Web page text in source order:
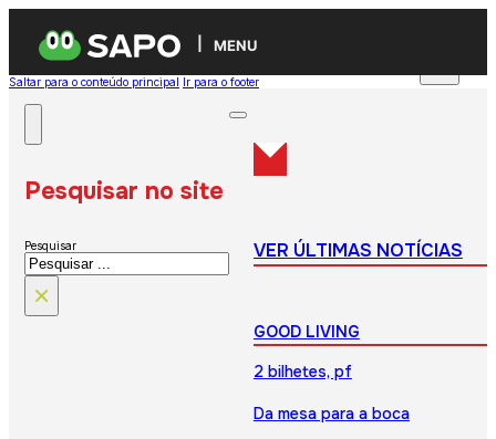
MENU
Saltar para o conteúdo principal Ir para o footer
Pesquisar no site
Pesquisar
×
VER ÚLTIMAS NOTÍCIAS
GOOD LIVING
2 bilhetes, pf
Da mesa para a boca